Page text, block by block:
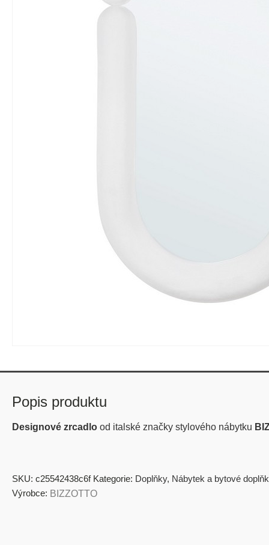
Popis produktu
Designové zrcadlo od italské značky stylového nábytku
SKU: c25542438c6f Kategorie: Doplňky, Nábytek a bytové
Výrobce: BIZZOTTO